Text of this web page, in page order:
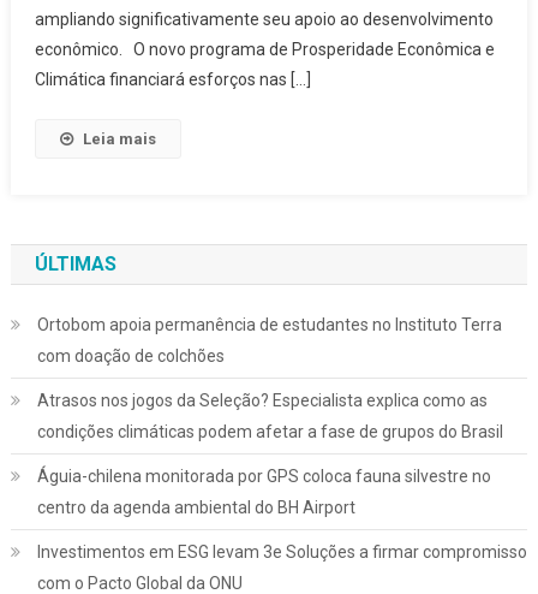
ampliando significativamente seu apoio ao desenvolvimento
econômico. O novo programa de Prosperidade Econômica e
Climática financiará esforços nas […]
Leia mais
ÚLTIMAS
Ortobom apoia permanência de estudantes no Instituto Terra
com doação de colchões
Atrasos nos jogos da Seleção? Especialista explica como as
condições climáticas podem afetar a fase de grupos do Brasil
Águia-chilena monitorada por GPS coloca fauna silvestre no
centro da agenda ambiental do BH Airport
Investimentos em ESG levam 3e Soluções a firmar compromisso
com o Pacto Global da ONU